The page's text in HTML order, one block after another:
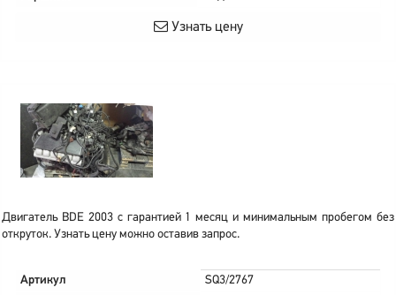
Узнать цену
Двигатель BDE 2003 с гарантией 1 месяц и минимальным пробегом без
откруток. Узнать цену можно оставив запрос.
Артикул
SQ3/2767